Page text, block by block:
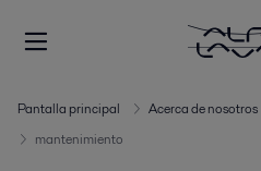
Pantalla principal Acerca de nosotros
mantenimiento